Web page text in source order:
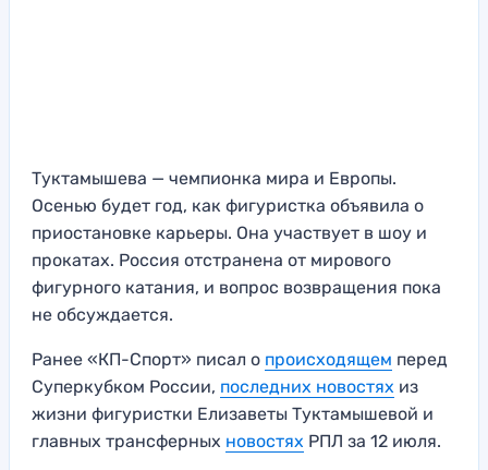
Туктамышева — чемпионка мира и Европы.
Осенью будет год, как фигуристка объявила о
приостановке карьеры. Она участвует в шоу и
прокатах. Россия отстранена от мирового
фигурного катания, и вопрос возвращения пока
не обсуждается.
Ранее «КП-Спорт» писал о происходящем перед
Суперкубком России, последних новостях из
жизни фигуристки Елизаветы Туктамышевой и
главных трансферных новостях РПЛ за 12 июля.